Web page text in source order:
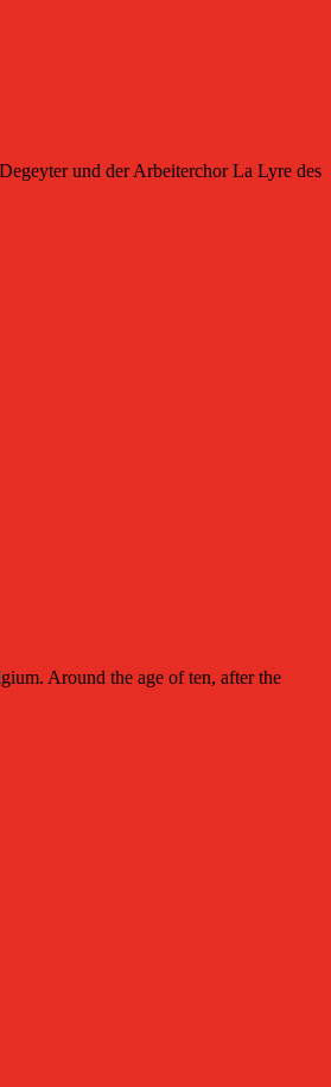
und der Arbeiterchor La Lyre des
Around the age of ten, after the